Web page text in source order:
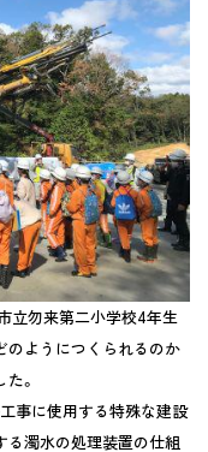
立勿来第二小学校4年生
のようにつくられるのか
。
事に使用する特殊な建設
る濁水の処理装置の仕組